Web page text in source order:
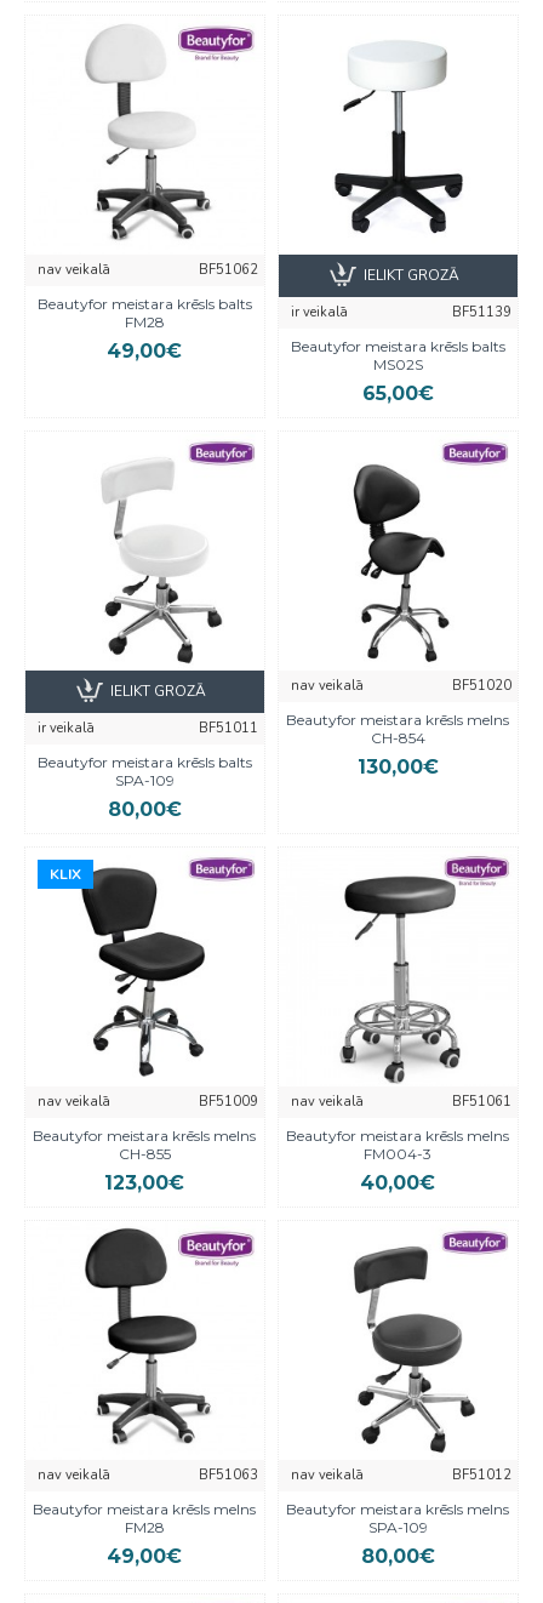
nav veikalā
BF51062
Beautyfor meistara krēsls balts
FM28
49,00€
ir veikalā
BF51139
Beautyfor meistara krēsls balts
MS02S
65,00€
IELIKT GROZĀ
ir veikalā
BF51011
Beautyfor meistara krēsls balts
SPA-109
80,00€
IELIKT GROZĀ nav veikalā
BF51020
Beautyfor meistara krēsls melns
CH-854
130,00€
KLIX
KLIX
nav veikalā
BF51009
Beautyfor meistara krēsls melns
CH-855
123,00€
nav veikalā
BF51061
Beautyfor meistara krēsls melns
FM004-3
40,00€
nav veikalā
BF51063
Beautyfor meistara krēsls melns
FM28
49,00€
nav veikalā
BF51012
Beautyfor meistara krēsls melns
SPA-109
80,00€